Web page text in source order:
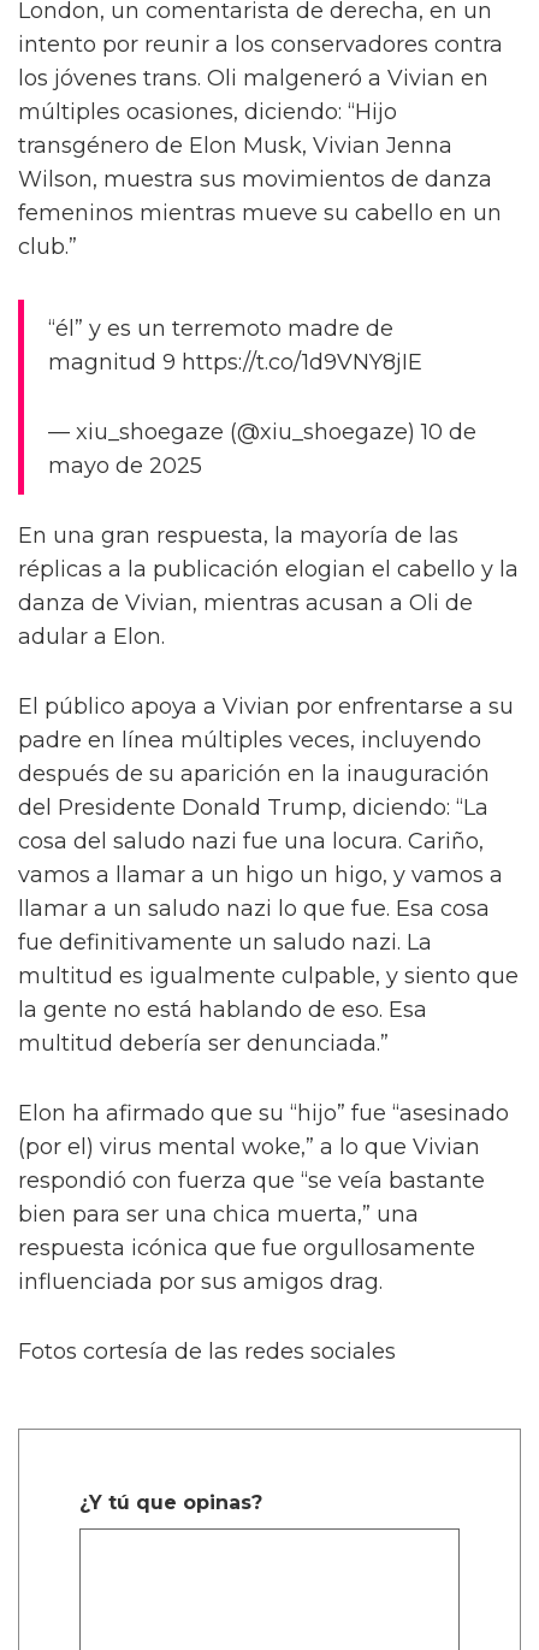
En otras fotos, Vivian se ve con Denali y en
una imagen grupal con Lydia B Kollins,
Phoenix y Crystal Envy, una estrella de la
Temporada 17.
También se pueden ver dos videos mostrando
a Vivian dominando la pasarela, moviendo su
cabello y deslumbrando en el escenario. Uno
de los videos fue publicado en X por Oli
intento por reunir a los conservadores contra
los jóvenes trans. Oli malgeneró a Vivian en
múltiples ocasiones, diciendo: “Hijo
transgénero de Elon Musk, Vivian Jenna
Wilson, muestra sus movimientos de danza
femeninos mientras mueve su cabello en un
club.”
“él” y es un terremoto madre de
magnitud 9 https://t.co/1d9VNY8jIE
mayo de 2025
En una gran respuesta, la mayoría de las
réplicas a la publicación elogian el cabello y la
danza de Vivian, mientras acusan a Oli de
adular a Elon.
El público apoya a Vivian por enfrentarse a su
después de su aparición en la inauguración
cosa del saludo nazi fue una locura. Cariño,
vamos a llamar a un higo un higo, y vamos a